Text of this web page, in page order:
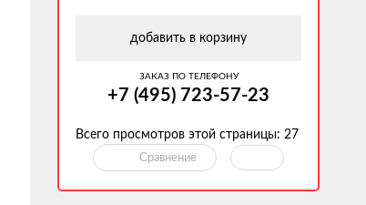
добавить в корзину
ЗАКАЗ ПО ТЕЛЕФОНУ
+7 (495) 723-57-23
Всего просмотров этой страницы: 27
Сравнение